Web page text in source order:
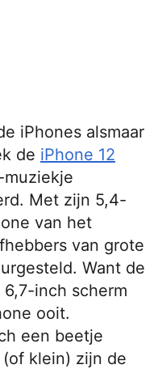
iPhones alsmaar
de iPhone 12
muziekje
Met zijn 5,4-
van het
van grote
Want de
inch scherm
ooit.
een beetje
klein) zijn de